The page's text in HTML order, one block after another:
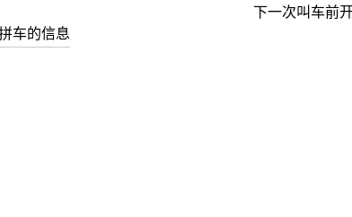
车的信息
下一次叫车前